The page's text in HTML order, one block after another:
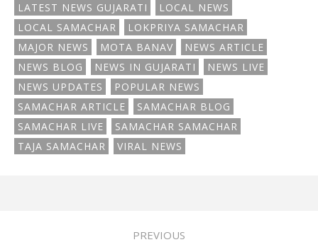
LATEST NEWS GUJARATI
LOCAL NEWS
LOCAL SAMACHAR
LOKPRIYA SAMACHAR
MAJOR NEWS
MOTA BANAV
NEWS ARTICLE
NEWS BLOG
NEWS IN GUJARATI
NEWS LIVE
NEWS UPDATES
POPULAR NEWS
SAMACHAR ARTICLE
SAMACHAR BLOG
SAMACHAR LIVE
SAMACHAR SAMACHAR
TAJA SAMACHAR
VIRAL NEWS
PREVIOUS